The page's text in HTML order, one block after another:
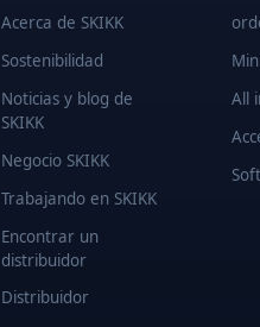
Acerca de SKIKK
Sostenibilidad
Noticias y blog de
SKIKK
Negocio SKIKK
Trabajando en SKIKK
Encontrar un
distribuidor
Distribuidor
All